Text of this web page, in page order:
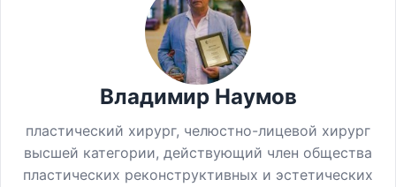
Владимир Наумов
пластический хирург, челюстно-лицевой хирург
высшей категории, действующий член общества
пластических реконструктивных и эстетических